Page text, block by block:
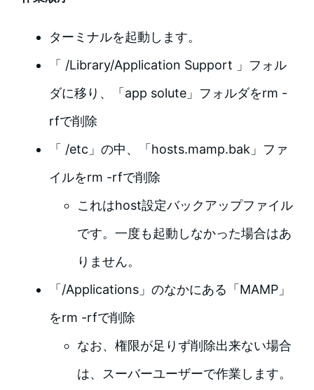
ターミナルを起動します。
「 /Library/Application Support 」フォル
ダに移り、「app solute」フォルダをrm -
rfで削除
「 /etc」の中、「hosts.mamp.bak」ファ
イルをrm -rfで削除
これはhost設定バックアップファイル
です。一度も起動しなかった場合はあ
りません。
「/Applications」のなかにある「MAMP」
をrm -rfで削除
なお、権限が足りず削除出来ない場合
は、スーバーユーザーで作業します。